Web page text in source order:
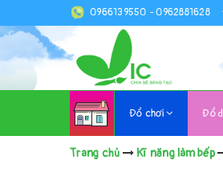
0966139550 -0962881628
Đồ chơi Đồ
Trang chủ Kĩ năng làm bếp